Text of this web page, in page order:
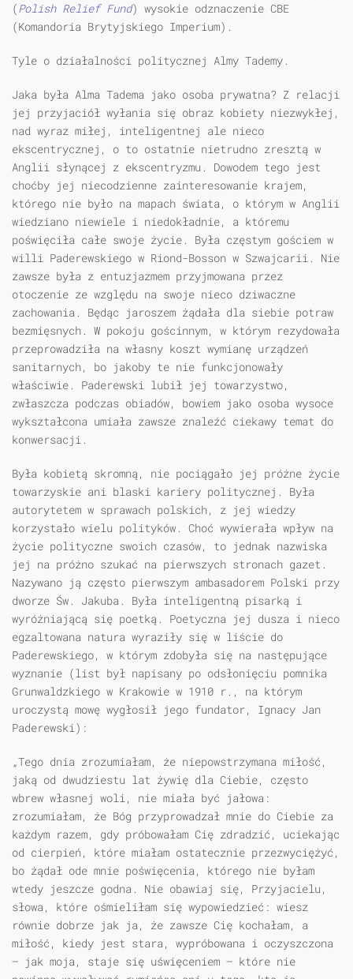
(Polish Relief Fund) wysokie odznaczenie CBE
(Komandoria Brytyjskiego Imperium).
Tyle o działalności politycznej Almy Tademy.
Jaka była Alma Tadema jako osoba prywatna? Z relacji
jej przyjaciół wyłania się obraz kobiety niezwykłej,
nad wyraz miłej, inteligentnej ale nieco
ekscentrycznej, o to ostatnie nietrudno zresztą w
Anglii słynącej z ekscentryzmu. Dowodem tego jest
choćby jej niecodzienne zainteresowanie krajem,
którego nie było na mapach świata, o którym w Anglii
wiedziano niewiele i niedokładnie, a któremu
poświęciła całe swoje życie. Była częstym gościem w
willi Paderewskiego w Riond-Bosson w Szwajcarii. Nie
zawsze była z entuzjazmem przyjmowana przez
otoczenie ze względu na swoje nieco dziwaczne
zachowania. Będąc jaroszem żądała dla siebie potraw
bezmięsnych. W pokoju gościnnym, w którym rezydowała
przeprowadziła na własny koszt wymianę urządzeń
sanitarnych, bo jakoby te nie funkcjonowały
właściwie. Paderewski lubił jej towarzystwo,
zwłaszcza podczas obiadów, bowiem jako osoba wysoce
wykształcona umiała zawsze znaleźć ciekawy temat do
konwersacji.
Była kobietą skromną, nie pociągało jej próżne życie
towarzyskie ani blaski kariery politycznej. Była
autorytetem w sprawach polskich, z jej wiedzy
korzystało wielu polityków. Choć wywierała wpływ na
życie polityczne swoich czasów, to jednak nazwiska
jej na próżno szukać na pierwszych stronach gazet.
Nazywano ją często pierwszym ambasadorem Polski przy
dworze Św. Jakuba. Była inteligentną pisarką i
wyróżniającą się poetką. Poetyczna jej dusza i nieco
egzaltowana natura wyraziły się w liście do
Paderewskiego, w którym zdobyła się na następujące
wyznanie (list był napisany po odsłonięciu pomnika
Grunwaldzkiego w Krakowie w 1910 r., na którym
uroczystą mowę wygłosił jego fundator, Ignacy Jan
Paderewski):
„Tego dnia zrozumiałam, że niepowstrzymana miłość,
jaką od dwudziestu lat żywię dla Ciebie, często
wbrew własnej woli, nie miała być jałowa:
zrozumiałam, że Bóg przyprowadzał mnie do Ciebie za
każdym razem, gdy próbowałam Cię zdradzić, uciekając
od cierpień, które miałam ostatecznie przezwyciężyć,
bo żądał ode mnie poświęcenia, którego nie byłam
wtedy jeszcze godna. Nie obawiaj się, Przyjacielu,
słowa, które ośmieliłam się wypowiedzieć: wiesz
równie dobrze jak ja, że zawsze Cię kochałam, a
miłość, kiedy jest stara, wypróbowana i oczyszczona
— jak moja, staje się uświęceniem — które nie